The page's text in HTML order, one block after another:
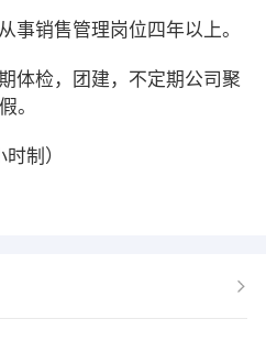
事销售管理岗位四年以上。
体检，团建，不定期公司聚
。
制）